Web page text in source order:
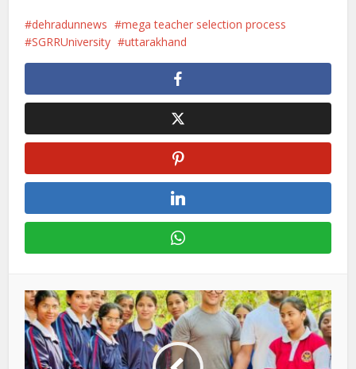
dehradunnews
mega teacher selection process
SGRRUniversity
uttarakhand